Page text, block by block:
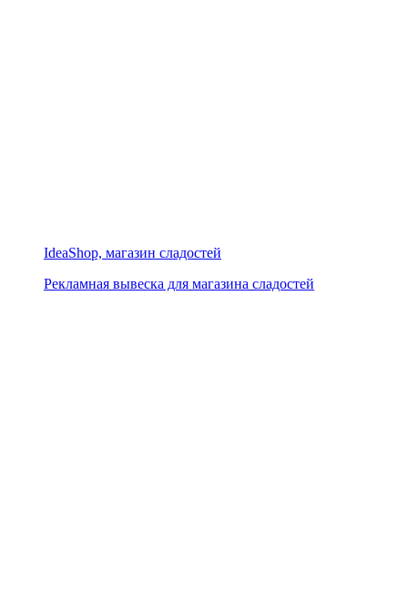
IdeaShop, магазин сладостей
Рекламная вывеска для магазина сладостей